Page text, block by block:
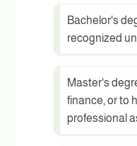
Bachelor's
recognized
Master's
finance, or to
professional